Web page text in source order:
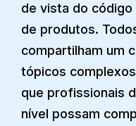
de vista do código
de produtos.
compartilham um
tópicos
que profissionais
nível possam